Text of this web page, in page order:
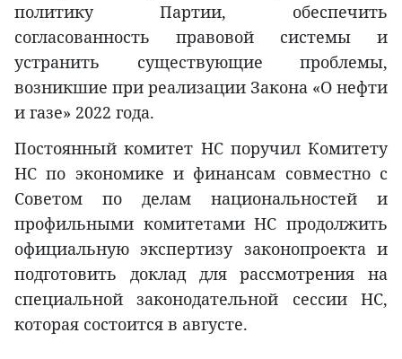
политику Партии, обеспечить
согласованность правовой системы и
устранить существующие проблемы,
возникшие при реализации Закона «О нефти
и газе» 2022 года.
Постоянный комитет НС поручил Комитету
НС по экономике и финансам совместно с
Советом по делам национальностей и
профильными комитетами НС продолжить
официальную экспертизу законопроекта и
подготовить доклад для рассмотрения на
специальной законодательной сессии НС,
которая состоится в августе.